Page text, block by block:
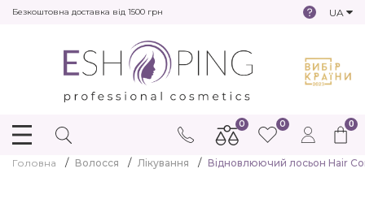
Безкоштовна доставка від 1500 грн UA
0
0 0
Головна Волосся Лікування Відновлюючий лосьон Hair